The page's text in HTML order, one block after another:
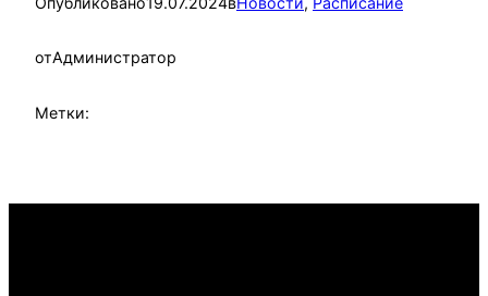
отАдминистратор
Метки: